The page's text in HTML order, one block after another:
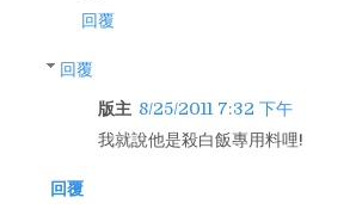
回覆
回覆
版主 8/25/2011 7:32 下午
我就說他是殺白飯專用料哩!
回覆